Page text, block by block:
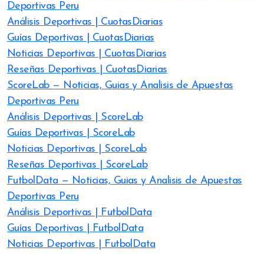
Deportivas Peru
Análisis Deportivas | CuotasDiarias
Guías Deportivas | CuotasDiarias
Noticias Deportivas | CuotasDiarias
Reseñas Deportivas | CuotasDiarias
ScoreLab — Noticias, Guias y Analisis de Apuestas
Deportivas Peru
Análisis Deportivas | ScoreLab
Guías Deportivas | ScoreLab
Noticias Deportivas | ScoreLab
Reseñas Deportivas | ScoreLab
FutbolData — Noticias, Guias y Analisis de Apuestas
Deportivas Peru
Análisis Deportivas | FutbolData
Guías Deportivas | FutbolData
Noticias Deportivas | FutbolData